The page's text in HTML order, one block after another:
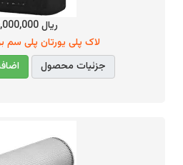
ریال 62,000,000
لاک پلی یورتان پلی سم براق ۴
جزئیات محصول